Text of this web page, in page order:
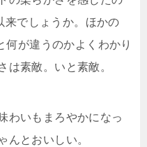
来でしょうか。ほかの
何が違うのかよくわかり
は素敵。いと素敵。
わいもまろやかになっ
んとおいしい。